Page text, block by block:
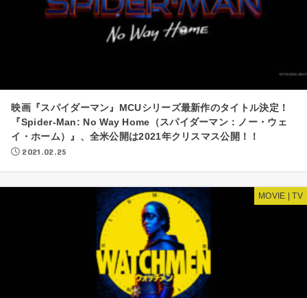
映画『​スパイダーマン』MCUシリーズ最新作のタイトル決定！
『Spider-Man: No Way Home（スパイダーマン：ノー・ウェ
イ・ホーム）』、全米公開は2021年クリスマス公開！！
2021.02.25
MOVIE | TV